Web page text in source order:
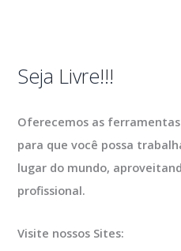
Seja Livre!!!
Oferecemos as
para que você possa
lugar do mundo,
profissional.
Visite nossos Sites: